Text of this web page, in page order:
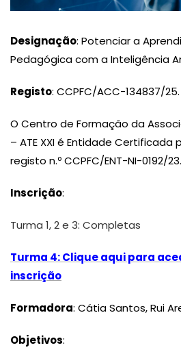
Designação: Potenciar a
Pedagógica com a Inteligência
Registo: CCPFC/ACC-134837/25.
O Centro de Formação da
– ATE XXI é Entidade Certificada
registo n.º CCPFC/ENT-NI-0192/23.
Inscrição:
Turma 1, 2 e 3: Completas
Turma 4: Clique aqui para
inscrição
Formadora: Cátia Santos, Rui
Objetivos: